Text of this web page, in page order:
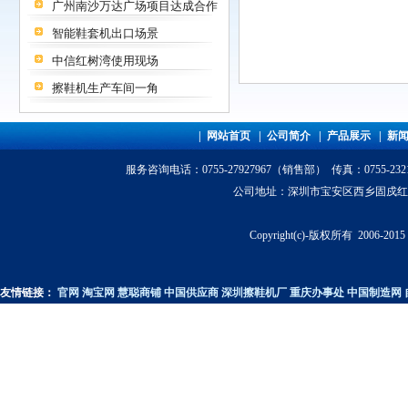
广州南沙万达广场项目达成合作
智能鞋套机出口场景
中信红树湾使用现场
擦鞋机生产车间一角
网站首页 |公司简介 产品展示 |新
服务咨询电话 ：0755-27927967（销售部） 传真：0755-
公司地址：深圳市宝安区西乡固戍
Copyright(c)-版权所有 2006-
友情链接： 官网 淘宝网 慧聪商铺中国供应商 深圳擦鞋机厂 重庆办事处 中国制造网